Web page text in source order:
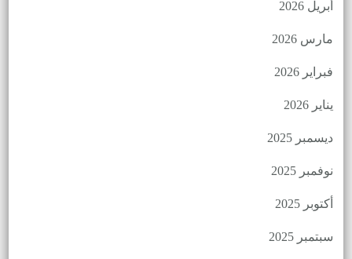
أبريل 2026
مارس 2026
فبراير 2026
يناير 2026
ديسمبر 2025
نوفمبر 2025
أكتوبر 2025
سبتمبر 2025